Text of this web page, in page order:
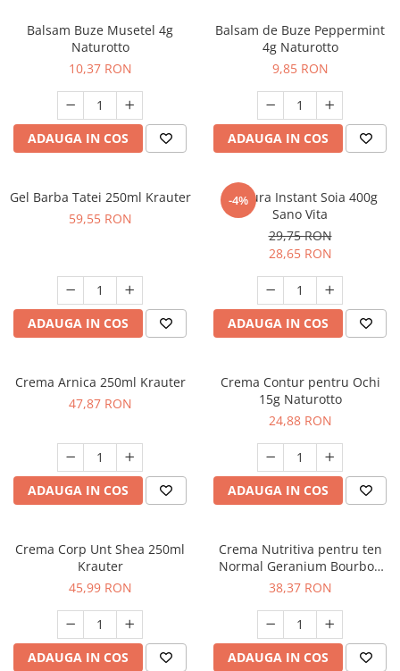
Magneziu
Multivitamine
Balsam Buze Musetel 4g
Naturotto
10,37 RON
ADAUGA IN COS
Balsam de Buze Peppermint
4g Naturotto
9,85 RON
ADAUGA IN COS
Gel Barba Tatei 250ml Krauter
59,55 RON
ADAUGA IN COS
-4%
Bautura Instant Soia 400g
Sano Vita
29,75 RON
28,65 RON
ADAUGA IN COS
Crema Arnica 250ml Krauter
47,87 RON
ADAUGA IN COS
Crema Contur pentru Ochi
15g Naturotto
24,88 RON
ADAUGA IN COS
Crema Corp Unt Shea 250ml
Krauter
45,99 RON
ADAUGA IN COS
Crema Nutritiva pentru ten
Normal Geranium Bourbon
30g Naturotto
38,37 RON
ADAUGA IN COS